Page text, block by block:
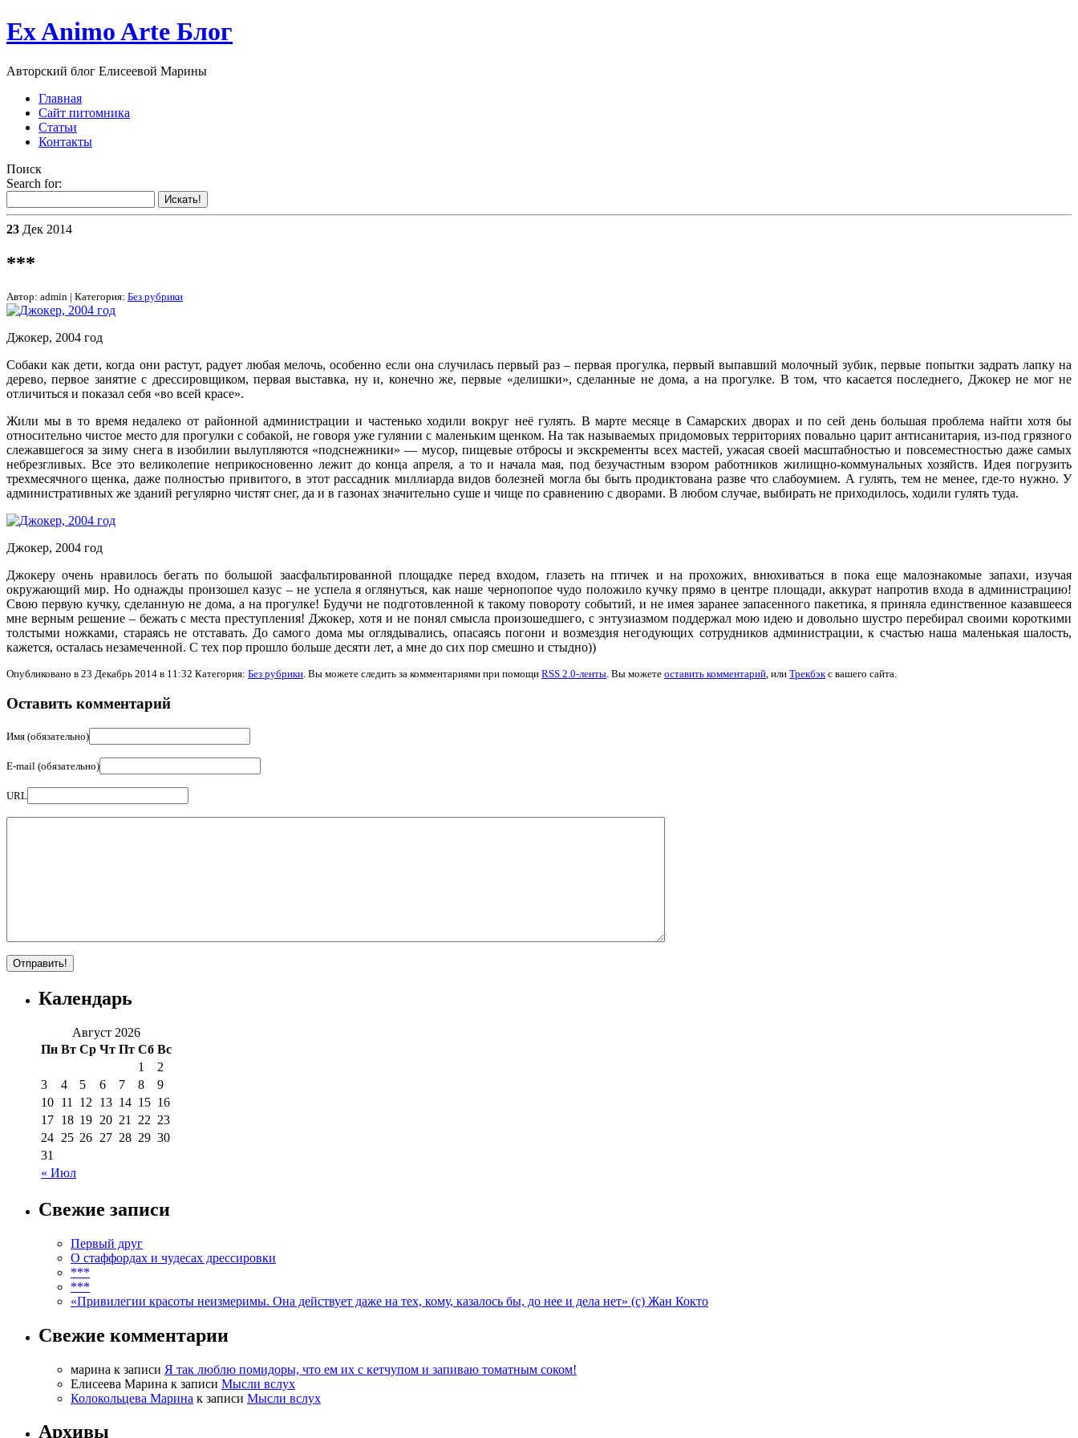
Ex Animo Arte Блог
Авторский блог Елисеевой Марины
Главная
Сайт питомника
Статьи
Контакты
Поиск
Search for:
23 Дек 2014
***
Автор: admin | Категория: Без рубрики
Джокер, 2004 год
Собаки как дети, когда они растут, радует любая мелочь, особенно если она случилась первый раз – первая прогулка, первый выпавший молочный зубик, первые попытки задрать лапку на
дерево, первое занятие с дрессировщиком, первая выставка, ну и, конечно же, первые «делишки», сделанные не дома, а на прогулке. В том, что касается последнего, Джокер не мог не
отличиться и показал себя «во всей красе».
Жили мы в то время недалеко от районной администрации и частенько ходили вокруг неё гулять. В марте месяце в Самарских дворах и по сей день большая проблема найти хотя бы
относительно чистое место для прогулки с собакой, не говоря уже гулянии с маленьким щенком. На так называемых придомовых территориях повально царит антисанитария, из-под грязного
слежавшегося за зиму снега в изобилии вылупляются «подснежники» — мусор, пищевые отбросы и экскременты всех мастей, ужасая своей масштабностью и повсеместностью даже самых
небрезгливых. Все это великолепие неприкосновенно лежит до конца апреля, а то и начала мая, под безучастным взором работников жилищно-коммунальных хозяйств. Идея погрузить
трехмесячного щенка, даже полностью привитого, в этот рассадник миллиарда видов болезней могла бы быть продиктована разве что слабоумием. А гулять, тем не менее, где-то нужно. У
административных же зданий регулярно чистят снег, да и в газонах значительно суше и чище по сравнению с дворами. В любом случае, выбирать не приходилось, ходили гулять туда.
Джокер, 2004 год
Джокеру очень нравилось бегать по большой заасфальтированной площадке перед входом, глазеть на птичек и на прохожих, внюхиваться в пока еще малознакомые запахи, изучая
окружающий мир. Но однажды произошел казус – не успела я оглянуться, как наше чернопопое чудо положило кучку прямо в центре площади, аккурат напротив входа в администрацию!
Свою первую кучку, сделанную не дома, а на прогулке! Будучи не подготовленной к такому повороту событий, и не имея заранее запасенного пакетика, я приняла единственное казавшееся
мне верным решение – бежать с места преступления! Джокер, хотя и не понял смысла произошедшего, с энтузиазмом поддержал мою идею и довольно шустро перебирал своими короткими
толстыми ножками, стараясь не отставать. До самого дома мы оглядывались, опасаясь погони и возмездия негодующих сотрудников администрации, к счастью наша маленькая шалость,
кажется, осталась незамеченной. С тех пор прошло больше десяти лет, а мне до сих пор смешно и стыдно))
Опубликовано в 23 Декабрь 2014 в 11:32 Категория: Без рубрики . Вы можете следить за комментариями при помощи RSS 2.0-ленты . Вы можете оставить комментарий , или Трекбэк с вашего сайта.
Оставить комментарий
Имя (обязательно)
E-mail (обязательно)
URL
Календарь
Август 2026
Пн Вт Ср Чт Пт Сб Вс
« Июл
1
2
3
4 5 6 7 8
9
10 11 12 13 14 15 16
17 18 19 20 21 22 23
24 25 26 27 28 29 30
31
Свежие записи
Первый друг
О стаффордах и чудесах дрессировки
***
***
«Привилегии красоты неизмеримы. Она действует даже на тех, кому, казалось бы, до нее и дела нет» (с) Жан Кокто
Свежие комментарии
марина к записи Я так люблю помидоры, что ем их с кетчупом и запиваю томатным соком!
Елисеева Марина к записи Мысли вслух
Колокольцева Марина к записи Мысли вслух
Архивы